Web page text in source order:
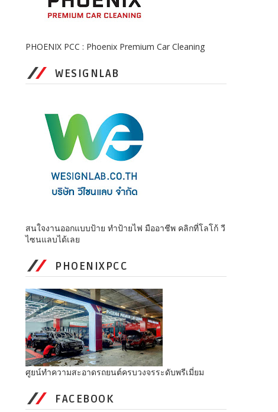
PHOENIX PCC : Phoenix Premium Car Cleaning
WESIGNLAB
สนใจงานออกแบบป้าย ทำป้ายไฟ มืออาชีพ คลิกที่โลโก้ วี
ไซนแลบได้เลย
PHOENIXPCC
ศูยน์ทำความสะอาดรถยนต์ครบวงจรระดับพรีเมี่ยม
FACEBOOK